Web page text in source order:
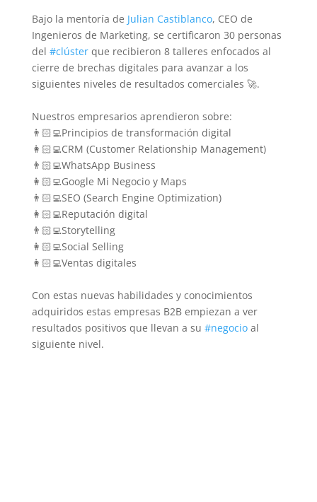
Bajo la mentoría de Julian Castiblanco, CEO de
Ingenieros de Marketing, se certificaron 30 personas
del #clústerque recibieron 8 talleres enfocados al
cierre de brechas digitales para avanzar a los
siguientes niveles de resultados comerciales 🚀.
Nuestros empresarios aprendieron sobre:
👨🏻‍💻Principios de transformación digital
👩🏻‍💻CRM (Customer Relationship Management)
👨🏻‍💻WhatsApp Business
👩🏻‍💻Google Mi Negocio y Maps
👨🏻‍💻SEO (Search Engine Optimization)
👩🏻‍💻Reputación digital
👨🏻‍💻Storytelling
👩🏻‍💻Social Selling
👩🏻‍💻Ventas digitales
Con estas nuevas habilidades y conocimientos
adquiridos estas empresas B2B empiezan a ver
resultados positivos que llevan a su #negocioal
siguiente nivel.